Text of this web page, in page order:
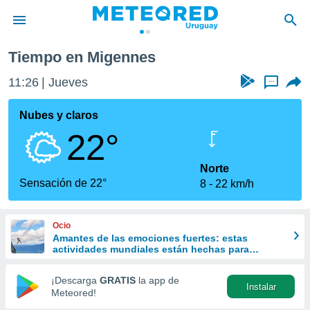
de
ha
calidad.
a este
las
y
forma
digital
basada
Tiempo en Migennes
11:26 Jueves ...
Nubes y claros
22°
Sensación de 22°
Norte
8
22 km/h
Ocio
Amantes de las emociones fuertes: estas
actividades mundiales están hechas para
¡Descarga GRATIS la app de
Meteored!
Instalar